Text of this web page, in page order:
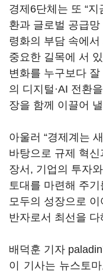
경제 6단체는 또 “지
환과 글로벌 공급망
령화의 부담 속에
중요한 길목에 서
변화를 누구보다
의 디지털·AI 전환
장을 함께 이끌어
아울러 “경제계는
바탕으로 규제 혁
장서 , 기업의 투자
토대를 마련해 주
모두의 성장으로
반자로서 최선을 다
배덕훈 기자
이 기사는 뉴스토